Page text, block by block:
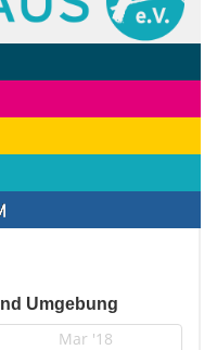
Umgebung
Mar '18